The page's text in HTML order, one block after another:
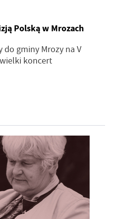
Polską w Mrozach
do gminy Mrozy na V
koncert